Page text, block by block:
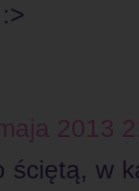
2013
ściętą, w